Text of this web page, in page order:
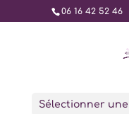
06 16 42 52 46
Sélectionner